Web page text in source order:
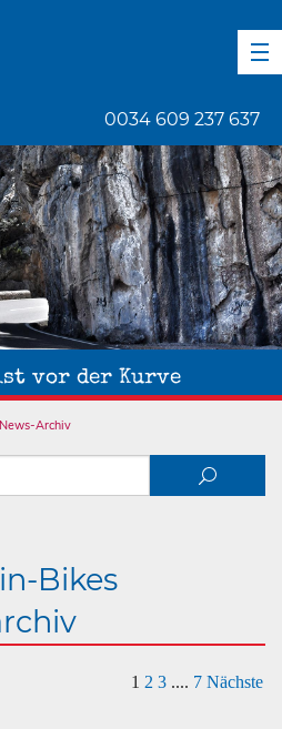
0034 609 237 637
vor der Kurve
News-Archiv
Bikes
1 2 3 .... 7 Nächste